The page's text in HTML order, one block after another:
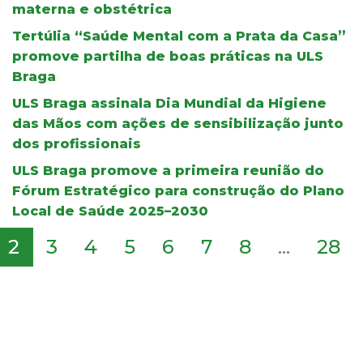
materna e obstétrica
Tertúlia “Saúde Mental com a Prata da Casa”
promove partilha de boas práticas na ULS
Braga
ULS Braga assinala Dia Mundial da Higiene
das Mãos com ações de sensibilização junto
dos profissionais
ULS Braga promove a primeira reunião do
Fórum Estratégico para construção do Plano
Local de Saúde 2025–2030
2 3 4 5 6 7 8 ... 28